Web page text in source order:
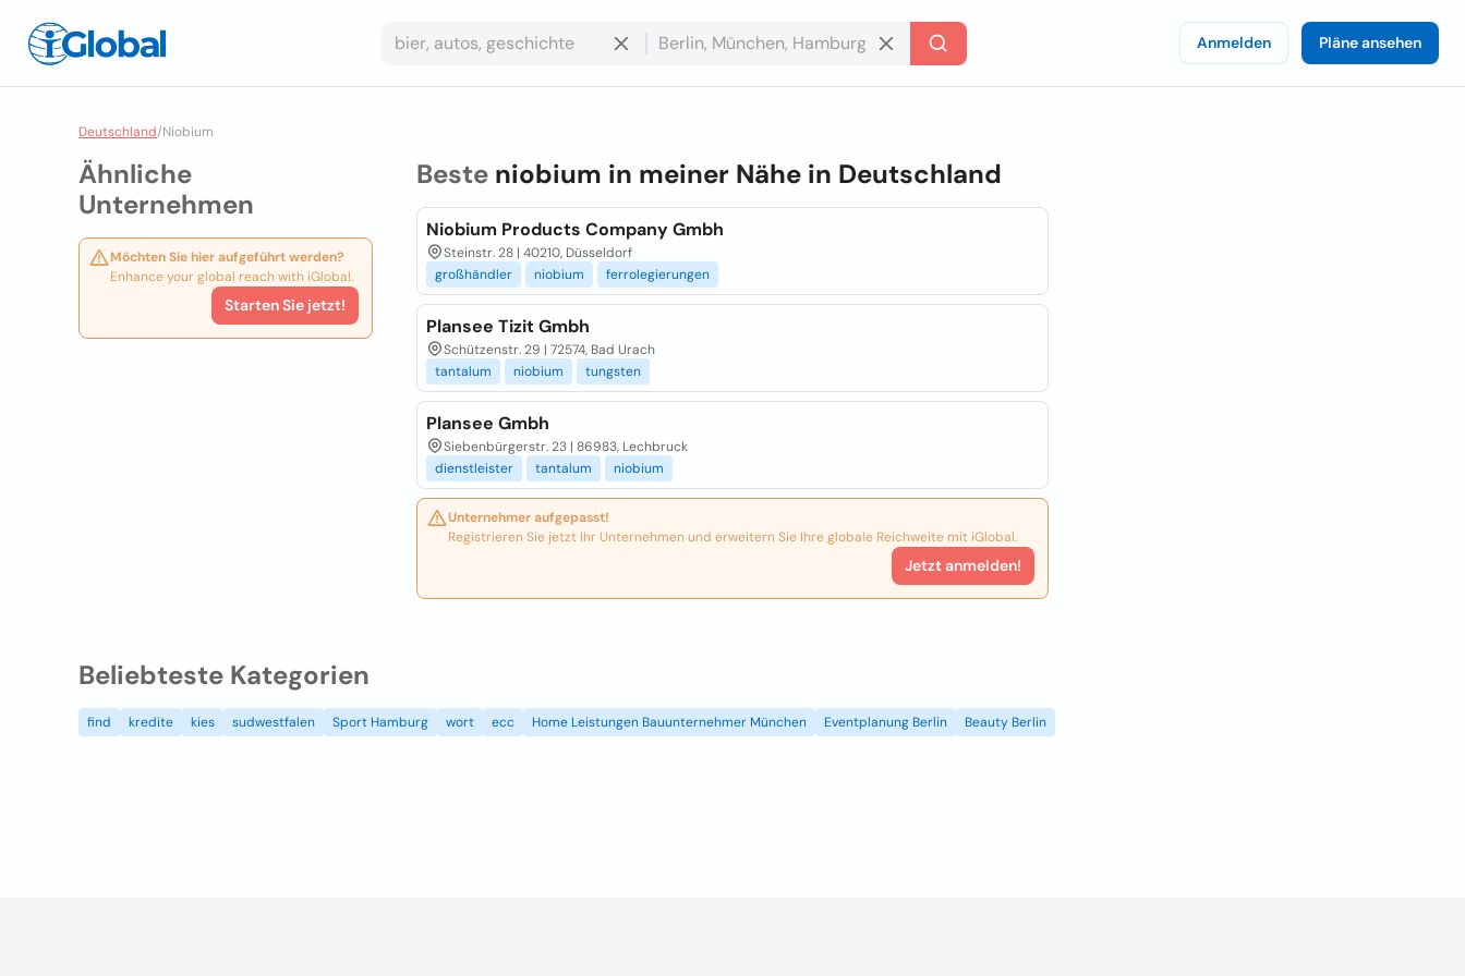
Anmelden Pläne ansehen
Deutschland/Niobium
Ähnliche
Unternehmen
Möchten Sie hier aufgeführt werden?
Enhance your global reach with iGlobal.
Starten Sie jetzt!
Beste niobium in meiner Nähe in Deutschland
Niobium Products Company Gmbh
Steinstr. 28 | 40210, Düsseldorf
großhändler
niobium ferrolegierungen
Plansee Tizit Gmbh
Schützenstr. 29 | 72574, Bad Urach
tantalum
niobium tungsten
Plansee Gmbh
Siebenbürgerstr. 23 | 86983, Lechbruck
dienstleister
tantalum niobium
Unternehmer aufgepasst!
Registrieren Sie jetzt Ihr Unternehmen und erweitern Sie Ihre globale Reichweite mit iGlobal.
Jetzt anmelden!
Beliebteste Kategorien
find kredite kies sudwestfalen Sport Hamburg wort ecc Home Leistungen Bauunternehmer München Eventplanung Berlin Beauty Berlin